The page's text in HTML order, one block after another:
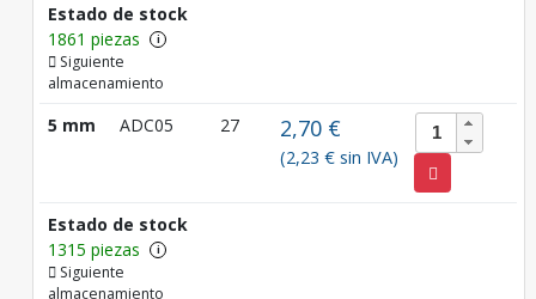
Estado de stock
1861 piezas
i
Siguiente
almacenamiento
5 mm ADC05 27 2,70 €
(2,23 € sin IVA)
Estado de stock
1315 piezas
i
Siguiente
almacenamiento